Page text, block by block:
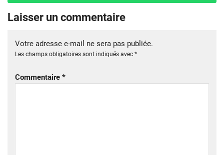
Laisser un commentaire
Votre adresse e-mail ne sera pas publiée.
Les champs obligatoires sont indiqués avec *
Commentaire *